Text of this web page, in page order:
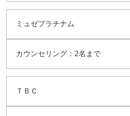
ミュゼプラチナム
カウンセリング：2名まで​
ＴＢＣ